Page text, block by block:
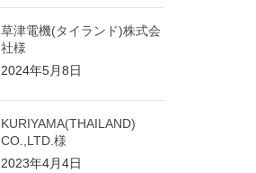
草津電機(タイランド)株式会
社様
2024年5月8日
KURIYAMA(THAILAND)
CO.,LTD.様
2023年4月4日